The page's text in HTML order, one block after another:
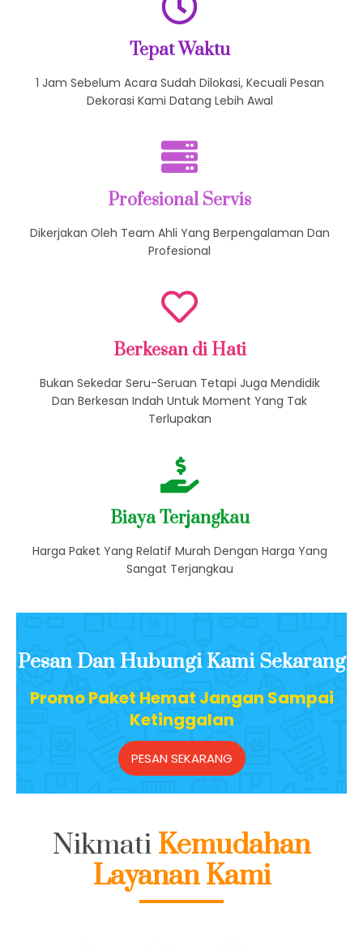
Tepat Waktu
1 Jam Sebelum Acara Sudah Dilokasi, Kecuali Pesan
Dekorasi Kami Datang Lebih Awal
Profesional Servis
Dikerjakan Oleh Team Ahli Yang Berpengalaman Dan
Profesional
Berkesan di Hati
Bukan Sekedar Seru-Seruan Tetapi Juga Mendidik
Dan Berkesan Indah Untuk Moment Yang Tak
Terlupakan
Biaya Terjangkau
Harga Paket Yang Relatif Murah Dengan Harga Yang
Sangat Terjangkau
Pesan Dan Hubungi Kami Sekarang
Promo Paket Hemat Jangan Sampai
Ketinggalan
PESAN SEKARANG
Nikmati Kemudahan
Layanan Kami